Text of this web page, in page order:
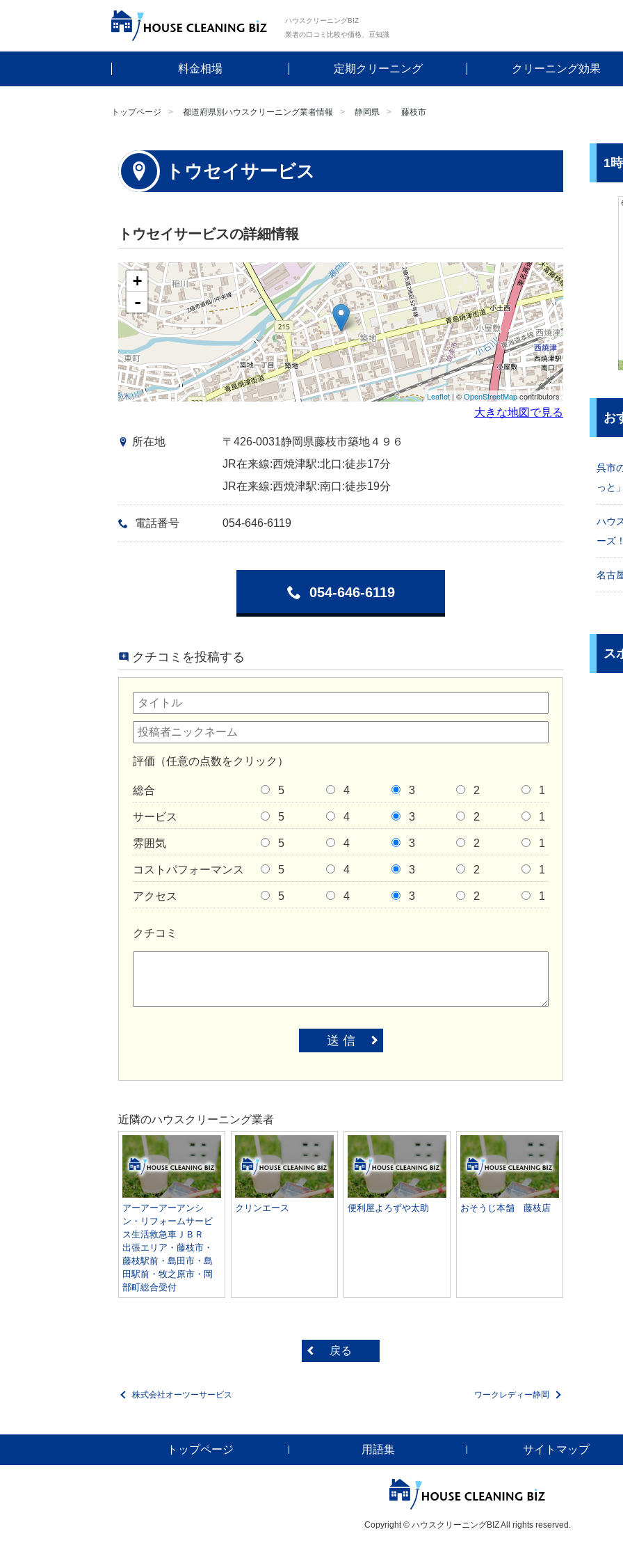
ハウスクリーニングBIZ
業者の口コミ比較や価格、豆知識
料金相場 定期クリーニング クリーニング効果
トップページ 都道府県別ハウスクリーニング業者情報 静岡県 藤枝市
トウセイサービス
トウセイサービスの詳細情報
+
-
Leaflet | ©OpenStreetMapcontributors
大きな地図で見る
所在地
〒426-0031静岡県藤枝市築地４９６
JR在来線:西焼津駅:北口:徒歩17分
JR在来線:西焼津駅:南口:徒歩19分
電話番号 054-646-6119
054-646-6119
クチコミを投稿する
評価（任意の点数をクリック）
総合 5 4 3 2 1
サービス 5 4 3 2 1
雰囲気 5 4 3 2 1
コストパフォーマンス 5 4 3 2 1
アクセス 5 4 3 2 1
クチコミ
送 信
近隣のハウスクリーニング業者
アーアーアーアンシ
ン・リフォームサービ
ス生活救急車ＪＢＲ
出張エリア・藤枝市・
藤枝駅前・島田市・島
田駅前・牧之原市・岡
部町総合受付
クリンエース 便利屋よろずや太助 おそうじ本舗 藤枝店
戻る
株式会社オーツーサービス ワークレディー静岡
1
お
呉市
っと」
ハウ
ーズ！
名古
ス
トップページ 用語集 サイトマップ
Copyright © ハウスクリーニングBIZ All rights reserved.